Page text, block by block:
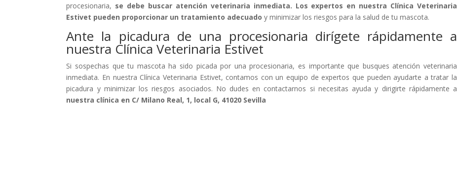
procesionaria, se debe buscar atención veterinaria inmediata. Los expertos en nuestra Clínica Veterinaria
Estivet pueden proporcionar un tratamiento adecuado y minimizar los riesgos para la salud de tu mascota.
Ante la picadura de una procesionaria dirígete rápidamente a
nuestra Clínica Veterinaria Estivet
Si sospechas que tu mascota ha sido picada por una procesionaria, es importante que busques atención veterinaria
inmediata. En nuestra Clínica Veterinaria Estivet, contamos con un equipo de expertos que pueden ayudarte a tratar la
picadura y minimizar los riesgos asociados. No dudes en contactarnos si necesitas ayuda y dirigirte rápidamente a
nuestra clínica en C/ Milano Real, 1, local G, 41020 Sevilla